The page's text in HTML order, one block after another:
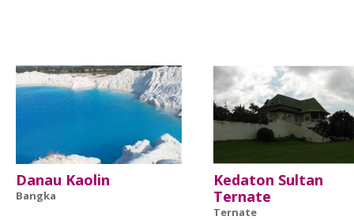
Danau Kaolin
Bangka
Kedaton Sultan
Ternate
Ternate